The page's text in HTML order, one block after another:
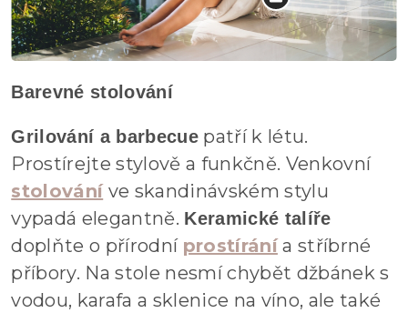
Barevné stolování
Grilování a barbecuepatří k létu.
Prostírejte stylově a funkčně. Venkovní
stolováníve skandinávském stylu
vypadá elegantně. Keramické talíře
doplňte o přírodní prostíránía stříbrné
příbory. Na stole nesmí chybět džbánek s
vodou, karafa a sklenice na víno, ale také